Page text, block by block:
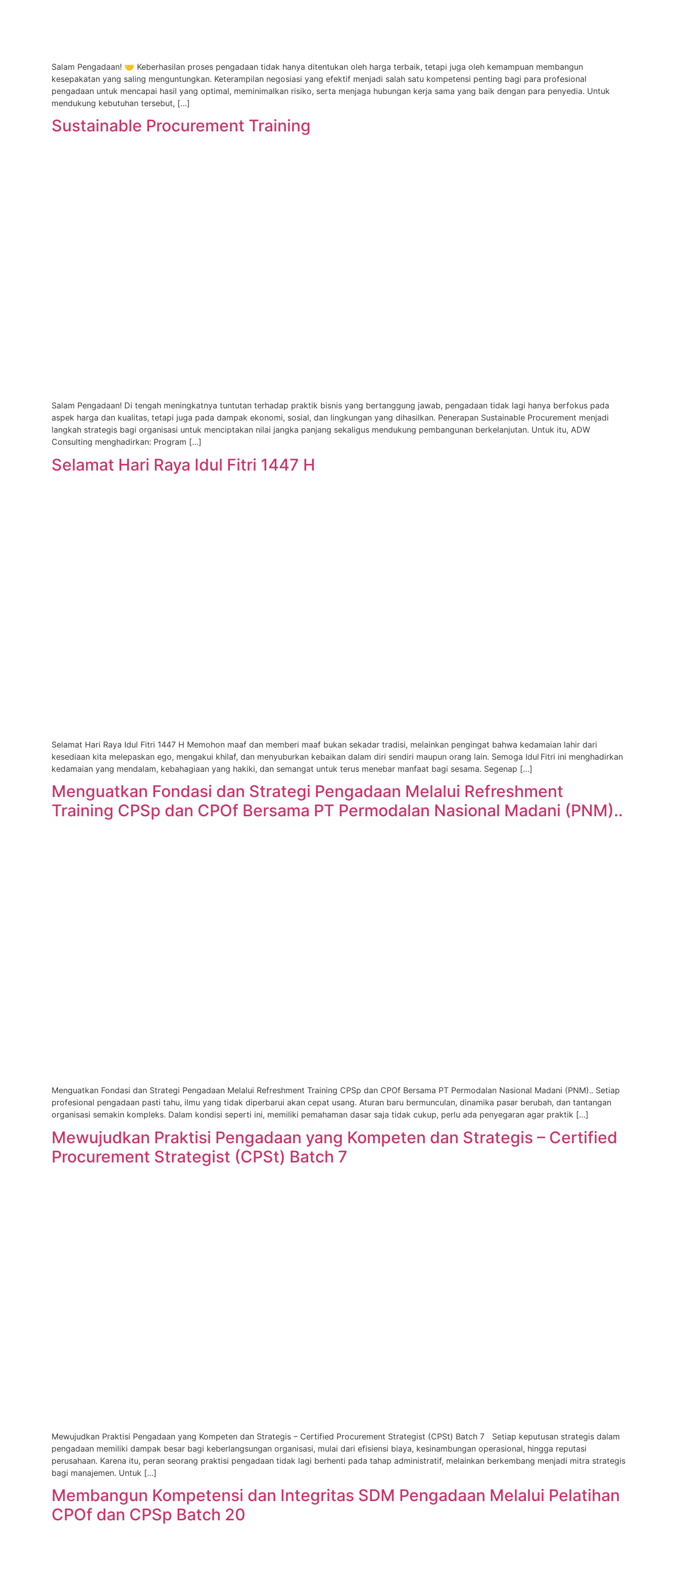
Salam Pengadaan! 🤝 Keberhasilan proses pengadaan tidak hanya ditentukan oleh harga terbaik, tetapi juga oleh kemampuan membangun
kesepakatan yang saling menguntungkan. Keterampilan negosiasi yang efektif menjadi salah satu kompetensi penting bagi para profesional
pengadaan untuk mencapai hasil yang optimal, meminimalkan risiko, serta menjaga hubungan kerja sama yang baik dengan para penyedia. Untuk
mendukung kebutuhan tersebut, […]
Sustainable Procurement Training
Salam Pengadaan! Di tengah meningkatnya tuntutan terhadap praktik bisnis yang bertanggung jawab, pengadaan tidak lagi hanya berfokus pada
aspek harga dan kualitas, tetapi juga pada dampak ekonomi, sosial, dan lingkungan yang dihasilkan. Penerapan Sustainable Procurement menjadi
langkah strategis bagi organisasi untuk menciptakan nilai jangka panjang sekaligus mendukung pembangunan berkelanjutan. Untuk itu, ADW
Consulting menghadirkan: Program […]
Selamat Hari Raya Idul Fitri 1447 H
Selamat Hari Raya Idul Fitri 1447 H Memohon maaf dan memberi maaf bukan sekadar tradisi, melainkan pengingat bahwa kedamaian lahir dari
kesediaan kita melepaskan ego, mengakui khilaf, dan menyuburkan kebaikan dalam diri sendiri maupun orang lain. Semoga Idul Fitri ini menghadirkan
kedamaian yang mendalam, kebahagiaan yang hakiki, dan semangat untuk terus menebar manfaat bagi sesama. Segenap […]
Menguatkan Fondasi dan Strategi Pengadaan Melalui Refreshment
Training CPSp dan CPOf Bersama PT Permodalan Nasional Madani (PNM)..
Menguatkan Fondasi dan Strategi Pengadaan Melalui Refreshment Training CPSp dan CPOf Bersama PT Permodalan Nasional Madani (PNM).. Setiap
profesional pengadaan pasti tahu, ilmu yang tidak diperbarui akan cepat usang. Aturan baru bermunculan, dinamika pasar berubah, dan tantangan
organisasi semakin kompleks. Dalam kondisi seperti ini, memiliki pemahaman dasar saja tidak cukup, perlu ada penyegaran agar praktik […]
Mewujudkan Praktisi Pengadaan yang Kompeten dan Strategis – Certified
Procurement Strategist (CPSt) Batch 7
Mewujudkan Praktisi Pengadaan yang Kompeten dan Strategis – Certified Procurement Strategist (CPSt) Batch 7 Setiap keputusan strategis dalam
pengadaan memiliki dampak besar bagi keberlangsungan organisasi, mulai dari efisiensi biaya, kesinambungan operasional, hingga reputasi
perusahaan. Karena itu, peran seorang praktisi pengadaan tidak lagi berhenti pada tahap administratif, melainkan berkembang menjadi mitra strategis
bagi manajemen. Untuk […]
Membangun Kompetensi dan Integritas SDM Pengadaan Melalui Pelatihan
CPOf dan CPSp Batch 20